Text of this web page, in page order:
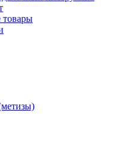
товары